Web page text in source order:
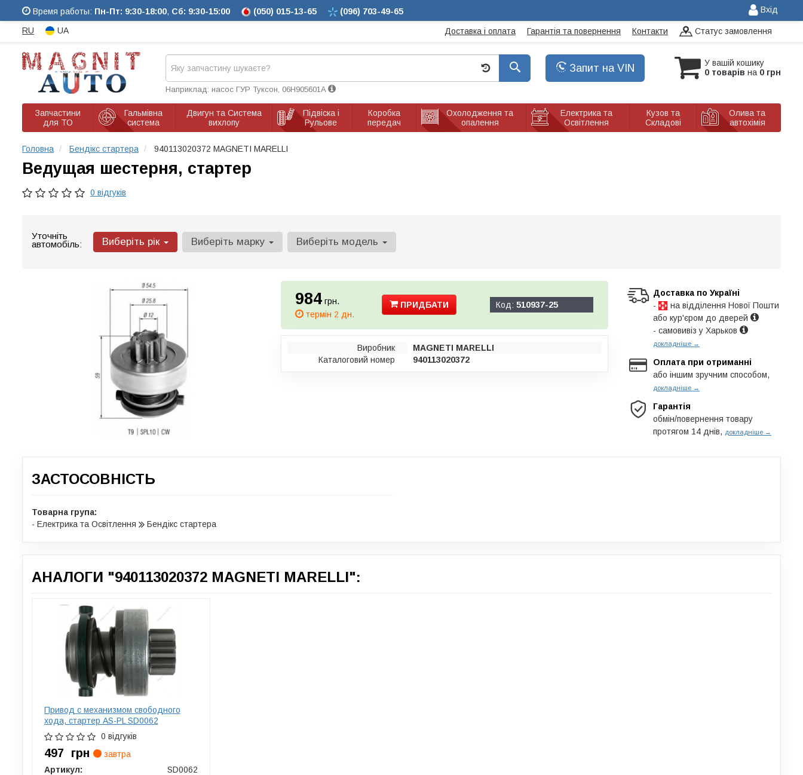
Время работы: Пн-Пт: 9:30-18:00, Сб: 9:30-15:00 (050) 015-13-65 (096) 703-49-65 Вхід
RU UA Доставка і оплата Гарантія та повернення Контакти Статус замовлення
У вашій кошику
0 товарів на 0 грн
Запит на VIN
Наприклад: насос ГУР Туксон, 06H905601A
Запчастини
для ТО
Гальмівна
система
Двигун та Система
вихлопу
Підвіска і
Рульове
Коробка
передач
Охолодження та
опалення
Електрика та
Освітлення
Кузов та
Складові
Олива та
автохімія
Головна Бендікс стартера 940113020372 MAGNETI MARELLI
Ведущая шестерня, стартер
0 відгуків
Уточніть
автомобіль:
Виберіть рік Виберіть марку Виберіть модель
984 грн.
термін 2 дн.
ПРИДБАТИ Код:510937-25
Виробник
MAGNETI MARELLI
Каталоговий номер
940113020372
Доставка по Україні
-
на відділення Нової Пошти
або кур'єром до дверей
- самовивіз у Харьков
докладніше →
Оплата при отриманні
або іншим зручним способом,
докладніше →
Гарантія
обмін/повернення товару
протягом 14 днів, докладніше →
ЗАСТОСОВНІСТЬ
Товарна група:
- Електрика та Освітлення
Бендікс стартера
АНАЛОГИ "940113020372 MAGNETI MARELLI":
Привод с механизмом свободного
хода, стартер AS-PL SD0062
0 відгуків
497 грн
завтра
Артикул:
SD0062